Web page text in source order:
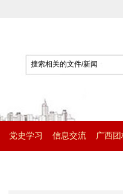
党史学习 信息交流 广西团